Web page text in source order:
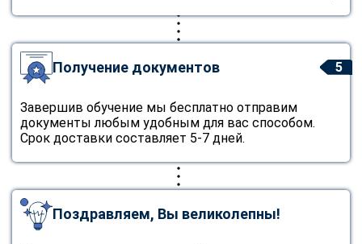
5
Получение документов
Завершив обучение мы бесплатно отправим
документы любым удобным для вас способом.
Срок доставки составляет 5-7 дней.
Поздравляем, Вы великолепны!